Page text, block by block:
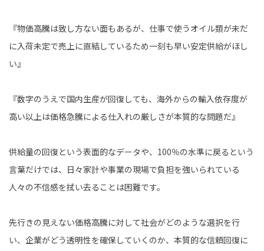
『物価高騰は致し方ない面もあるが、仕事で使うオイル類が未だ
に入荷未定で売上に直結しているため一刻も早い安定供給がほし
い』
『数字のうえで国内生産が回復しても、海外からの輸入依存度が
高い以上は価格急騰による仕入れの厳しさが本質的な問題だ』
供給量の回復という表面的なデータや、100％の水準に戻るという
言葉だけでは、日々家計や事業の現場で負担を強いられている
人々の不信感を拭い去ることは困難です。
先行きの見えない価格高騰に対して社会がどのような選択を行
い、企業がどう透明性を確保していくのか、本質的な信頼回復に